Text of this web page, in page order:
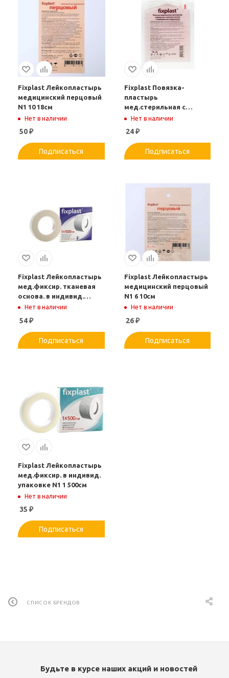
Fixplast Лейкопластырь
медицинский перцовый
N1 10 18см
Нет в наличии
50₽
Подписаться
Fixplast Повязка-
пластырь
мед.стерильная с
сорбционной
Нет в наличии
24₽
Подписаться
Fixplast Лейкопластырь
мед.фиксир. тканевая
основа. в индивид.
упаковке N1 1 500см
Нет в наличии
54₽
Подписаться
Fixplast Лейкопластырь
медицинский перцовый
N1 6 10см
Нет в наличии
26₽
Подписаться
Fixplast Лейкопластырь
мед.фиксир. в индивид.
упаковке N1 1 500см
Нет в наличии
35 ₽
Подписаться
СПИСОК БРЕНДОВ
Будьте в курсе наших акций и новостей